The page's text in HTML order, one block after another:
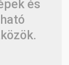
és